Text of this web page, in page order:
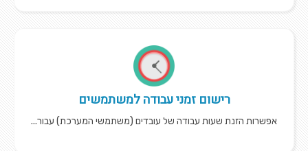
רישום זמני עבודה למשתמשים
אפשרות הזנת שעות עבודה של עובדים (משתמשי המערכת) עבור...